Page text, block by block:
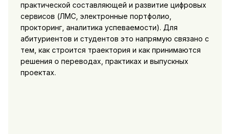
практической составляющей и развитие цифровых
сервисов (ЛМС, электронные портфолио,
прокторинг, аналитика успеваемости). Для
абитуриентов и студентов это напрямую связано с
тем, как строится траектория и как принимаются
решения о переводах, практиках и выпускных
проектах.